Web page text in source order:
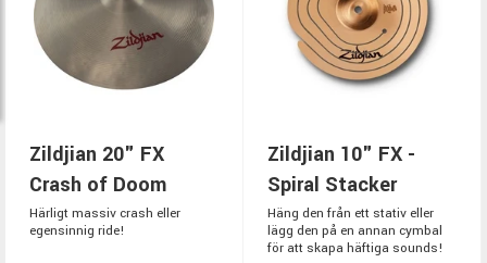
Zildjian 20" FX
Crash of Doom
Härligt massiv crash eller
egensinnig ride!
Zildjian 10" FX -
Spiral Stacker
Häng den från ett stativ eller
lägg den på en annan cymbal
för att skapa häftiga sounds!